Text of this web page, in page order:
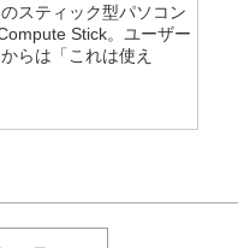
スティック型パソコン
Stick。ユーザー
らは「これは使え